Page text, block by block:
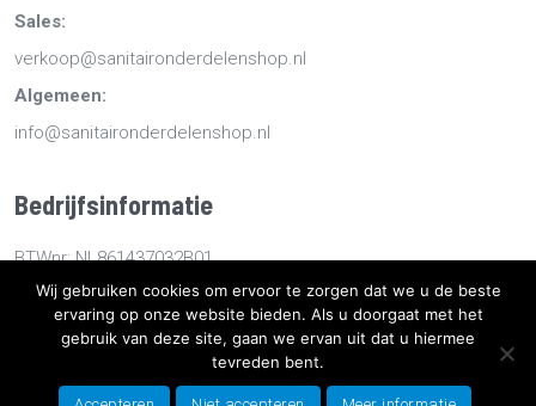
Sales:
verkoop@sanitaironderdelenshop.nl
Algemeen:
info@sanitaironderdelenshop.nl
Bedrijfsinformatie
BTWnr: NL861437032B01
KvKnr: 78527112
Sanitaironderdelenshop.nl
Bestellen en bezorgen -Algemene voorwaarden-Sitemap
Wij gebruiken cookies om ervoor te zorgen dat we u de beste
ervaring op onze website bieden. Als u doorgaat met het
gebruik van deze site, gaan we ervan uit dat u hiermee
tevreden bent.